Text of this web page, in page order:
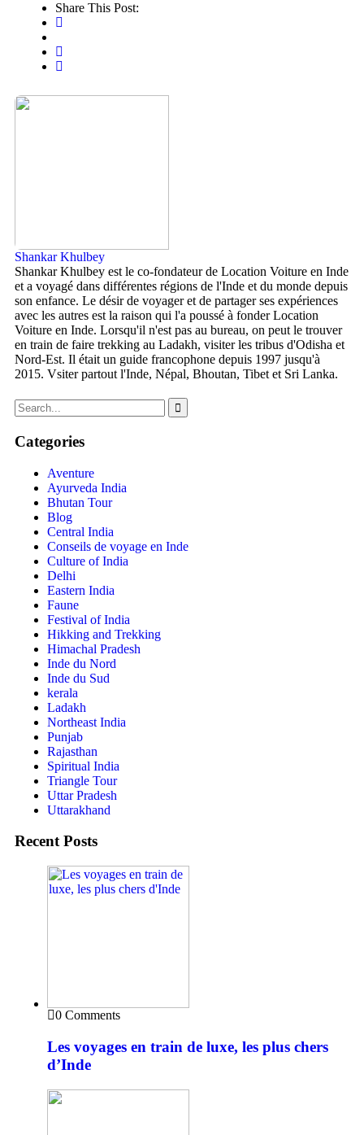
Share This Post:
Shankar Khulbey
Shankar Khulbey est le co-fondateur de Location Voiture en Inde
et a voyagé dans différentes régions de l'Inde et du monde depuis
son enfance. Le désir de voyager et de partager ses expériences
avec les autres est la raison qui l'a poussé à fonder Location
Voiture en Inde. Lorsqu'il n'est pas au bureau, on peut le trouver
en train de faire trekking au Ladakh, visiter les tribus d'Odisha et
Nord-Est. Il était un guide francophone depuis 1997 jusqu'à
2015. Vsiter partout l'Inde, Népal, Bhoutan, Tibet et Sri Lanka.
Categories
Aventure
Ayurveda India
Bhutan Tour
Blog
Central India
Conseils de voyage en Inde
Culture of India
Delhi
Eastern India
Faune
Festival of India
Hikking and Trekking
Himachal Pradesh
Inde du Nord
Inde du Sud
kerala
Ladakh
Northeast India
Punjab
Rajasthan
Spiritual India
Triangle Tour
Uttar Pradesh
Uttarakhand
Recent Posts
0 Comments
Les voyages en train de luxe, les plus chers
d’Inde